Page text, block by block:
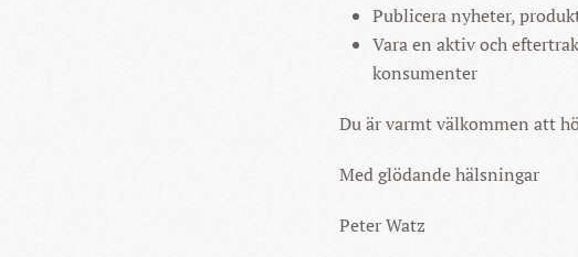
Publicera nyheter,
Vara en aktiv och
konsumenter
Du är varmt välkommen att
Med glödande hälsningar
Peter Watz